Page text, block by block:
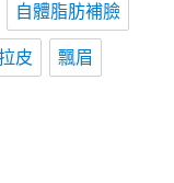
自體脂肪補臉
皮 飄眉